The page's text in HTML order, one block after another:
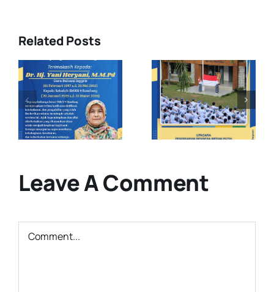
Related Posts
Upacara
Pengibaran
Bendera
Merah Putih
: Raih lah
Visi atau
Masa Depan
di MPLS
Jawa Barat
Bandung
Leave A Comment
Comment